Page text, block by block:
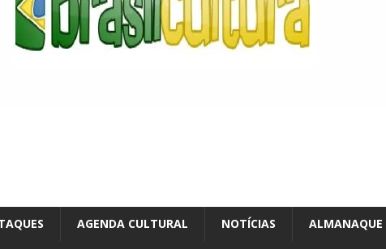
AGENDA CULTURAL NOTÍCIAS ALMANAQUE